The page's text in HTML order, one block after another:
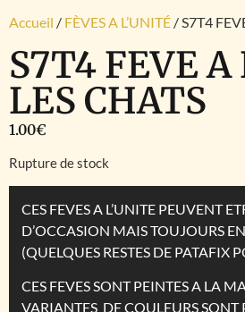
Accueil / FÈVES A L’UNITÉ / S7T4
S7T4 FEVE A
LES CHATS
1.00€
Rupture de stock
CES FEVES A L’UNITE PEUVENT
D’OCCASION MAIS TOUJOURS
(QUELQUES RESTES DE PATAFIX
CES FEVES SONT PEINTES A LA
VARIANTES DE COULEURS SONT